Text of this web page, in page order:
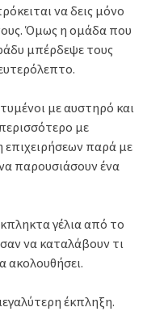
να δεις μόνο
Όμως η ομάδα που
μπέρδεψε τους
με αυστηρό και
με
επιχειρήσεων παρά με
παρουσιάσουν ένα
γέλια από το
να καταλάβουν τι
ακολουθήσει.
έκπληξη.